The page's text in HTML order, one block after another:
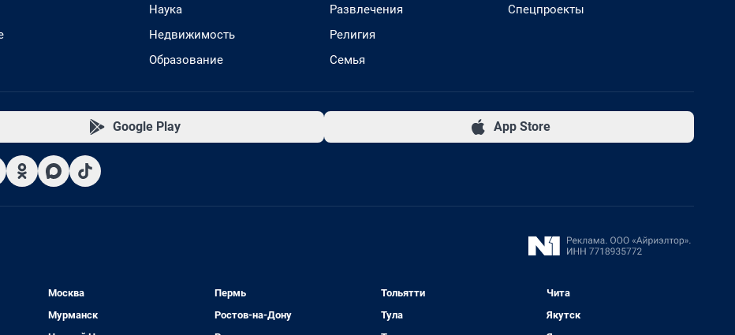
Наука
Недвижимость
Образование
Развлечения
Религия
Семья
Спецпроекты
Google Play App Store
Москва
Мурманск
Пермь
Ростов-на-Дону
Тольятти
Тула
Чита
Якутск